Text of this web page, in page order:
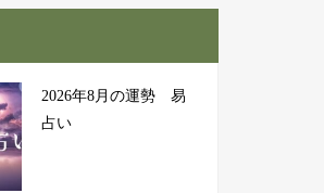
2026年8月の運勢 易
占い